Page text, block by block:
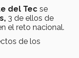
del Tec se
3 de ellos de
el reto nacional.
de los